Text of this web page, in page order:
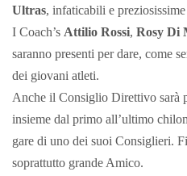
Ultras, infaticabili e
I Coach’s Attilio Rossi, Rosy Di
saranno presenti per dare, come
dei giovani atleti.
Anche il Consiglio Direttivo sarà
insieme dal primo all’ultimo
gare di uno dei suoi Consiglieri.
soprattutto grande Amico.